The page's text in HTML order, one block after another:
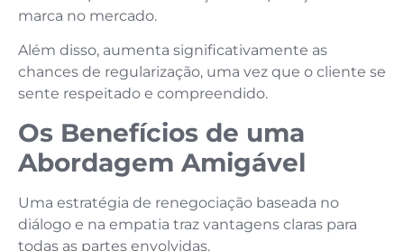
marca no mercado.
Além disso, aumenta significativamente as
chances de regularização, uma vez que o cliente se
sente respeitado e compreendido.
Os Benefícios de uma
Abordagem Amigável
Uma estratégia de renegociação baseada no
diálogo e na empatia traz vantagens claras para
todas as partes envolvidas.